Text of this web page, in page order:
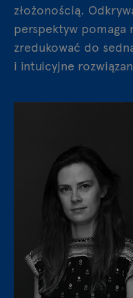
złożonością.
perspektyw
zredukować do
i intuicyjne